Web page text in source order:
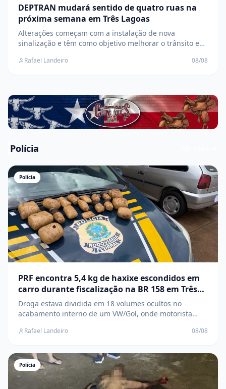
DEPTRAN mudará sentido de quatro ruas na
próxima semana em Três Lagoas
Alterações começam com a instalação de nova
sinalização e têm como objetivo melhorar o trânsito e
Rafael Landeiro 08/08
Polícia
Polícia
PRF encontra 5,4 kg de haxixe escondidos em
carro durante fiscalização na BR 158 em Três
Lagoas
Droga estava dividida em 18 volumes ocultos no
acabamento interno de um VW/Gol, onde motorista
Rafael Landeiro 08/08
Polícia